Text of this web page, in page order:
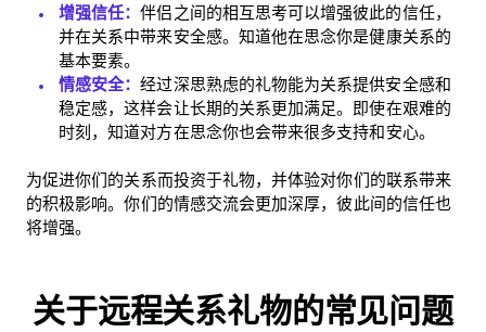
增强信任：伴侣之间的相互思考可以增强彼此的信任，
并在关系中带来安全感。知道他在思念你是健康关系的
基本要素。
情感安全：经过深思熟虑的礼物能为关系提供安全感和
稳定感，这样会让长期的关系更加满足。即使在艰难的
时刻，知道对方在思念你也会带来很多支持和安心。
为促进你们的关系而投资于礼物，并体验对你们的联系带来
的积极影响。你们的情感交流会更加深厚，彼此间的信任也
将增强。
关于远程关系礼物的常见问题